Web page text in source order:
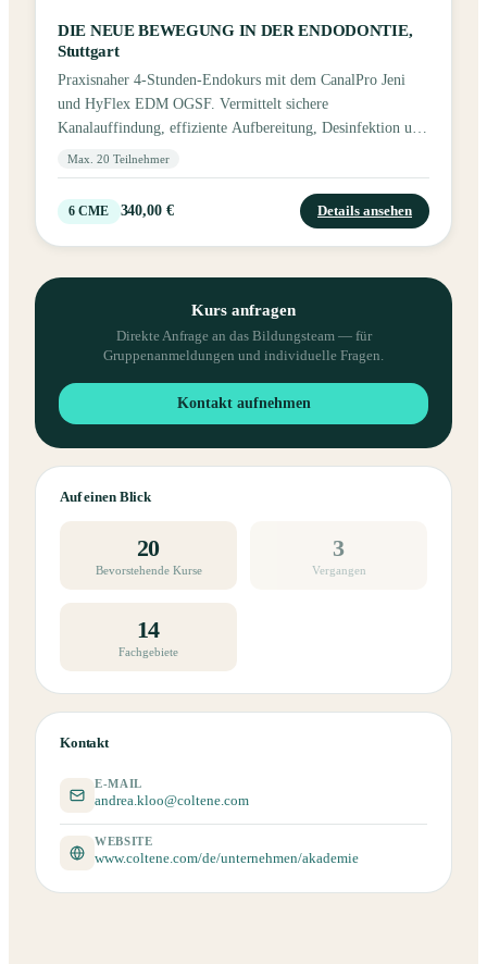
Zusatzausbildungen und umfangreiche internationale
Referententätigkeit.
DIE NEUE BEWEGUNG IN DER ENDODONTIE,
Stuttgart
Praxisnaher 4‑Stunden‑Endokurs mit dem CanalPro Jeni
und HyFlex EDM OGSF. Vermittelt sichere
Kanalauffindung, effiziente Aufbereitung, Desinfektion und
Obturation. Mit theoretischen Grundlagen und
umfangreichen Hands‑on‑Übungen für eine erfolgreiche
Wurzelkanalbehandlung.
Max. 20 Teilnehmer
6 CME 340,00 € Details ansehen
Kurs anfragen
Direkte Anfrage an das Bildungsteam — für
Gruppenanmeldungen und individuelle Fragen.
Kontakt aufnehmen
Auf einen Blick
20
Bevorstehende Kurse
3
Vergangen
14
Fachgebiete
Kontakt
E-MAIL
andrea.kloo@coltene.com
WEBSITE
www.coltene.com/de/unternehmen/akademie